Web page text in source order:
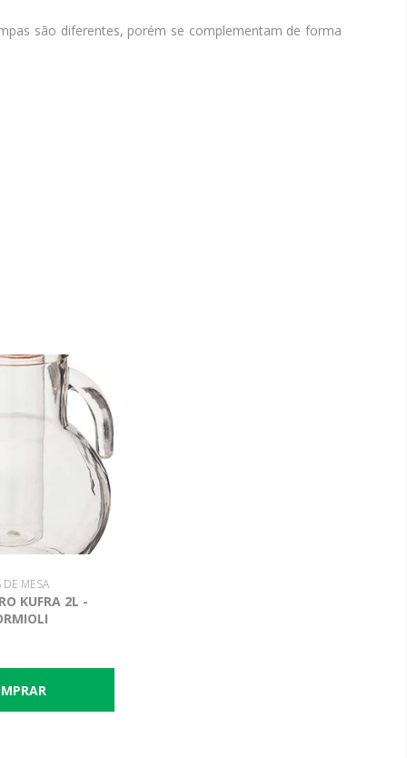
são diferentes, porém se complementam de forma
MESA
KUFRA 2L -